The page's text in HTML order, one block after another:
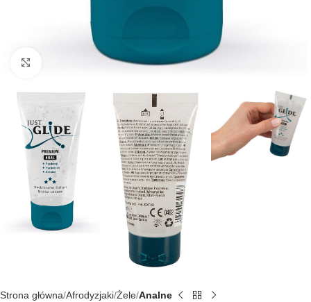
Kliknij, aby powiększyć
Strona główna Afrodyzjaki Żele Analne